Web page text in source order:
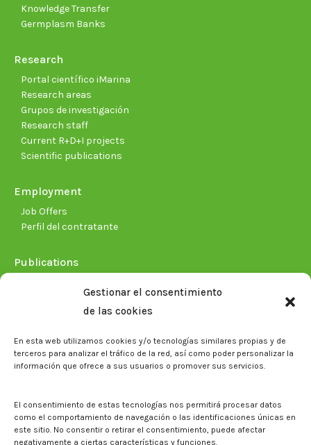
Gestionar el consentimiento
de las cookies
En esta web utilizamos cookies y/o tecnologías similares propias y de
terceros para analizar el tráfico de la red, así como poder personalizar la
información que ofrece a sus usuarios o promover sus servicios.
El consentimiento de estas tecnologías nos permitirá procesar datos
como el comportamiento de navegación o las identificaciones únicas en
este sitio. No consentir o retirar el consentimiento, puede afectar
negativamente a ciertas características y funciones.
Knowledge Transfer
Germplasm Banks
Research
Portal científico iMarina
Research areas
Grupos de investigación
Research staff
Current R+D+I projects
Scientific publications
Employment
Job Offers
Perfil del contratante
Publications
Memorias corporativas
Biblioteca. Repositorio CITAREA
Press
Noticias
El CITA en los medios de comunicación
Corporate Identity
Boletín electrónico cita2